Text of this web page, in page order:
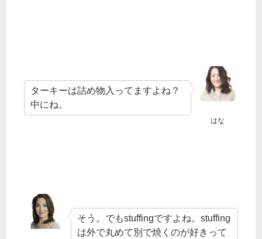
はな
ターキーは詰め物入ってますよね？
中にね。
そう。でもstuffingですよね。stuffing
は外で丸めて別で焼くのが好きって